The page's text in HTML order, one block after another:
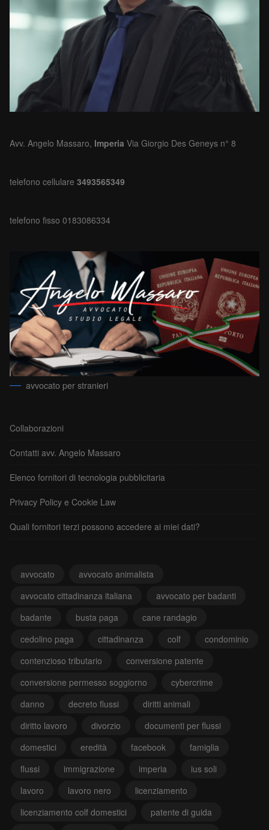
Avv. Angelo Massaro, Imperia Via Giorgio Des Geneys n° 8
telefono cellulare 3493565349
telefono fisso 0183086334
avvocato per stranieri
Collaborazioni
Contatti avv. Angelo Massaro
Elenco fornitori di tecnologia pubblicitaria
Privacy Policy e Cookie Law
Quali fornitori terzi possono accedere ai miei dati?
avvocato
avvocato animalista
avvocato cittadinanza italiana
avvocato per badanti
badante
busta paga
cane randagio
cedolino paga
cittadinanza colf
condominio
contenzioso tributario
conversione patente
conversione permesso soggiorno
cybercrime
danno
decreto flussi
diritti animali
diritto lavoro
divorzio
documenti per flussi
domestici
eredità facebook
famiglia
flussi
immigrazione imperia
ius soli
lavoro
lavoro nero
licenziamento
licenziamento colf domestici
patente di guida